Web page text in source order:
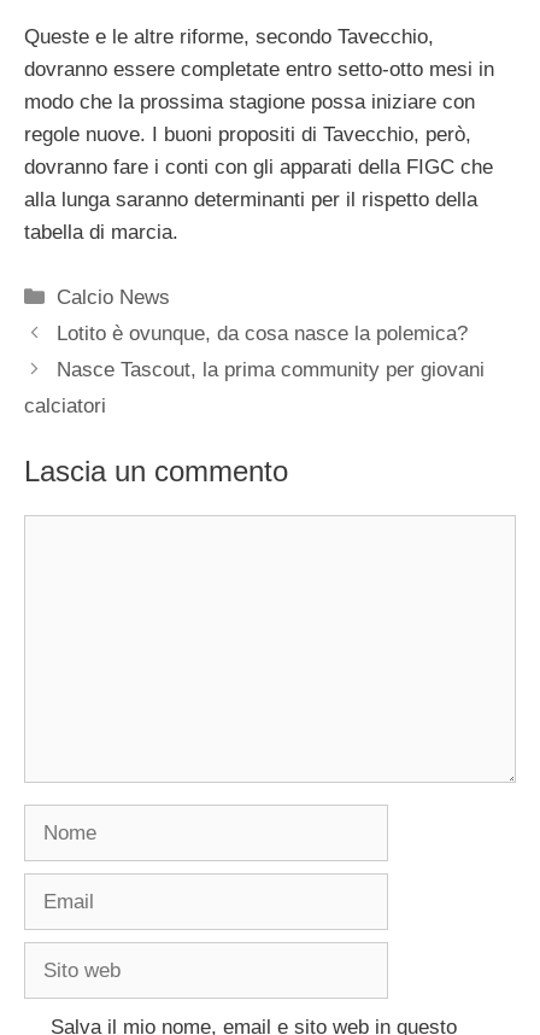
Queste e le altre riforme, secondo Tavecchio,
dovranno essere completate entro setto-otto mesi in
modo che la prossima stagione possa iniziare con
regole nuove. I buoni propositi di Tavecchio, però,
dovranno fare i conti con gli apparati della FIGC che
alla lunga saranno determinanti per il rispetto della
tabella di marcia.
Categorie
Calcio News
Lotito è ovunque, da cosa nasce la polemica?
Nasce Tascout, la prima community per giovani
calciatori
Lascia un commento
Nome
Email
Sito
Salva il mio nome, email e sito web in questo